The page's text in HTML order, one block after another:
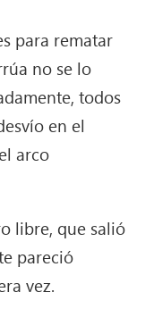
para rematar
no se lo
todos
en el
arco
libre, que salió
pareció
vez.